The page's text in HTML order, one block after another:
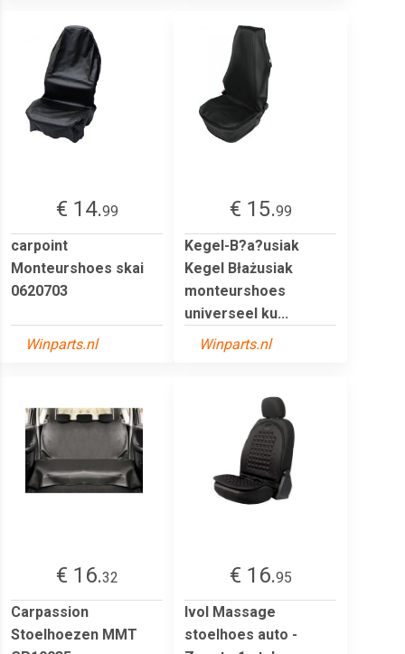
€ 14.99
carpoint
Monteurshoes skai
0620703
Winparts.nl
€ 15.99
Kegel-B?a?usiak
Kegel Błażusiak
monteurshoes
universeel ku...
Winparts.nl
€ 16.32
Carpassion
Stoelhoezen MMT
€ 16.95
Ivol Massage
stoelhoes auto -